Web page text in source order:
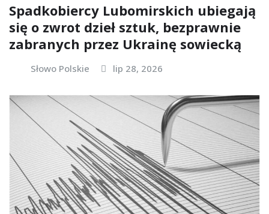
Spadkobiercy Lubomirskich ubiegają
się o zwrot dzieł sztuk, bezprawnie
zabranych przez Ukrainę sowiecką
Słowo Polskie lip 28, 2026